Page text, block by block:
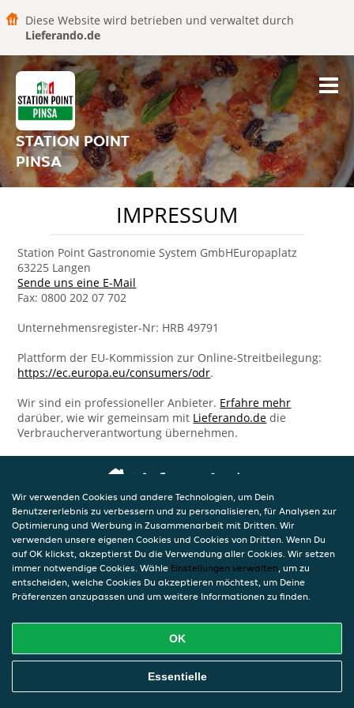
Diese Website wird betrieben und verwaltet durch
Lieferando.de
STATION POINT
PINSA
IMPRESSUM
Station Point Gastronomie System GmbHEuropaplatz
63225 Langen
Sende uns eine E-Mail
Fax: 0800 202 07 702
Unternehmensregister-Nr: HRB 49791
Plattform der EU-Kommission zur Online-Streitbeilegung:
https://ec.europa.eu/consumers/odr.
Wir sind ein professioneller Anbieter. Erfahre mehr
darüber, wie wir gemeinsam mit Lieferando.de die
Verbraucherverantwortung übernehmen.
Wir verwenden Cookies und andere Technologien, um Dein
Benutzererlebnis zu verbessern und zu personalisieren, für Analysen zur
Optimierung und Werbung in Zusammenarbeit mit Dritten. Wir
verwenden unsere eigenen Cookies und Cookies von Dritten. Wenn Du
auf OK klickst, akzeptierst Du die Verwendung aller Cookies. Wir setzen
immer notwendige Cookies. Wähle Einstellungen verwalten, um zu
entscheiden, welche Cookies Du akzeptieren möchtest, um Deine
Präferenzen anzupassen und um weitere Informationen zu finden.
OK
Essentielle